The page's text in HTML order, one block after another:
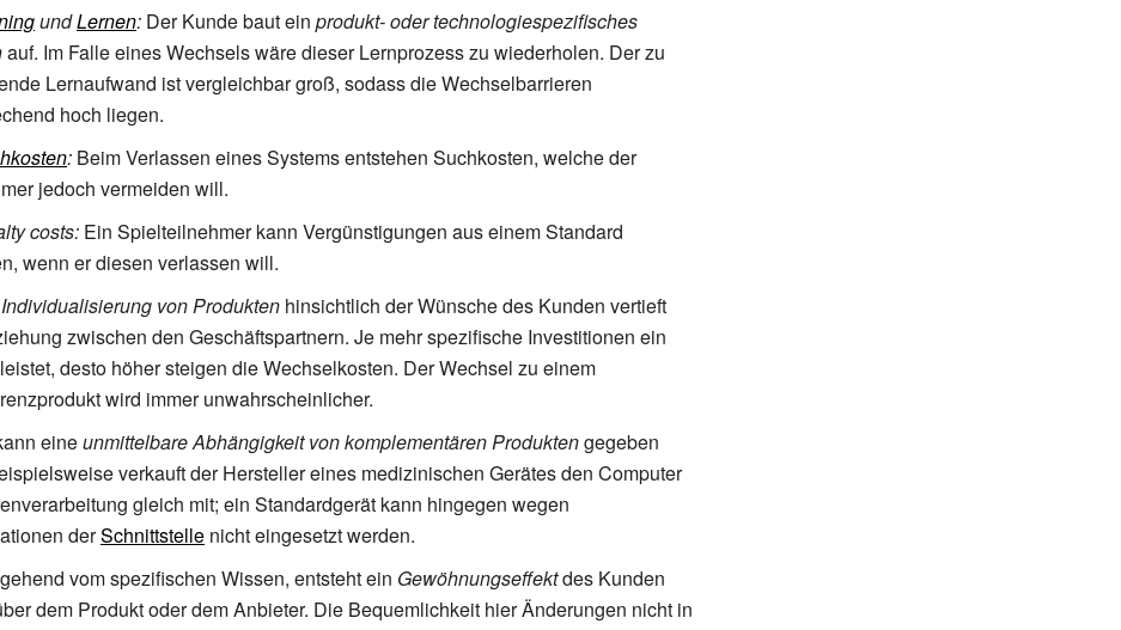
undLernen: Der Kunde baut ein produkt- oder technologiespezifisches
auf. Im Falle eines Wechsels wäre dieser Lernprozess zu wiederholen. Der zu
Lernaufwand ist vergleichbar groß, sodass die Wechselbarrieren
hoch liegen.
: Beim Verlassen eines Systems entstehen Suchkosten, welche der
jedoch vermeiden will.
costs: Ein Spielteilnehmer kann Vergünstigungen aus einem Standard
wenn er diesen verlassen will.
Individualisierung von Produkten hinsichtlich der Wünsche des Kunden vertieft
zwischen den Geschäftspartnern. Je mehr spezifische Investitionen ein
desto höher steigen die Wechselkosten. Der Wechsel zu einem
wird immer unwahrscheinlicher.
eineunmittelbare Abhängigkeit von komplementären Produktengegeben
verkauft der Hersteller eines medizinischen Gerätes den Computer
gleich mit; ein Standardgerät kann hingegen wegen
derSchnittstelle nicht eingesetzt werden.
vom spezifischen Wissen, entsteht ein Gewöhnungseffektdes Kunden
dem Produkt oder dem Anbieter. Die Bequemlichkeit hier Änderungen nicht in